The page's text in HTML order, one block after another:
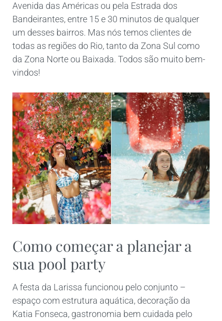
Avenida das Américas ou pela Estrada dos
Bandeirantes, entre 15 e 30 minutos de qualquer
um desses bairros. Mas nós temos clientes de
todas as regiões do Rio, tanto da Zona Sul como
da Zona Norte ou Baixada. Todos são muito bem-
vindos!
Como começar a planejar a
sua pool party
A festa da Larissa funcionou pelo conjunto –
espaço com estrutura aquática, decoração da
Katia Fonseca, gastronomia bem cuidada pelo